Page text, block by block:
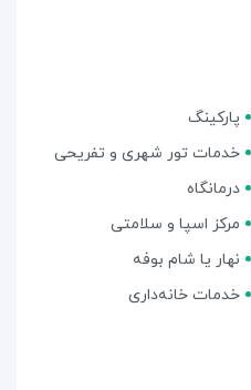
پارکینگ
خدمات تور شهری و تفریحی
درمانگاه
مرکز اسپا و سلامتی
نهار یا شام بوفه
خدمات خانه‌داری